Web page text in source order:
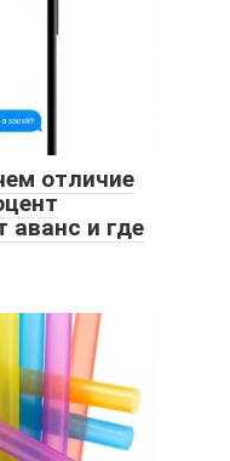
отличие
аванс и где